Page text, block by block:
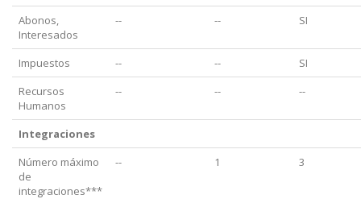
Abonos,
Interesados
-- -- SI
Impuestos -- --
SI
Recursos
Humanos
-- -- --
Integraciones
Número máximo
de
integraciones***
-- 1 3